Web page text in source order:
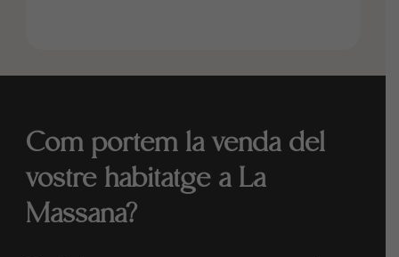
Com portem la venda del
vostre habitatge a La
Massana?